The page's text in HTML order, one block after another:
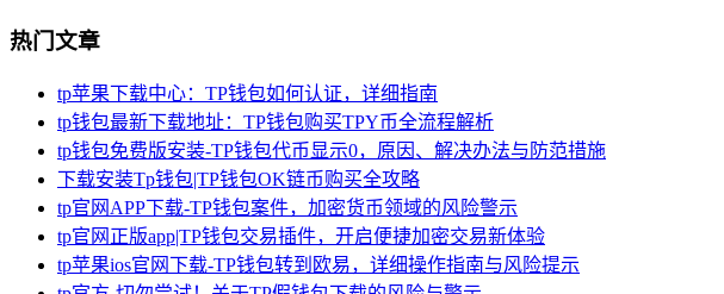
热门文章
tp苹果下载中心：TP钱包如何认证，详细指南
tp钱包最新下载地址：TP钱包购买TPY币全流程解析
tp钱包免费版安装-TP钱包代币显示0，原因、解决办法与防范措施
下载安装Tp钱包|TP钱包OK链币购买全攻略
tp官网APP下载-TP钱包案件，加密货币领域的风险警示
tp官网正版app|TP钱包交易插件，开启便捷加密交易新体验
tp苹果ios官网下载-TP钱包转到欧易，详细操作指南与风险提示